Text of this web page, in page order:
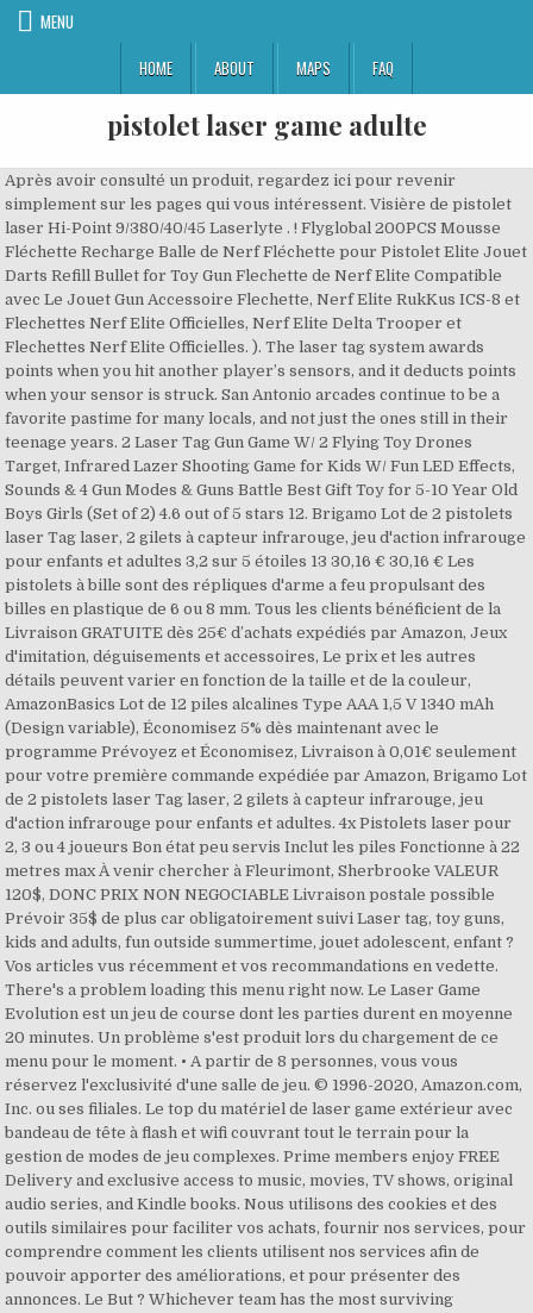
MENU
HOME
ABOUT MAPS FAQ
pistolet laser game adulte
Après avoir consulté un produit, regardez ici pour revenir simplement sur les pages qui vous intéressent. Visière de pistolet laser Hi-Point 9/380/40/45 Laserlyte . ! Flyglobal 200PCS Mousse Fléchette Recharge Balle de Nerf Fléchette pour Pistolet Elite Jouet Darts Refill Bullet for Toy Gun Flechette de Nerf Elite Compatible avec Le Jouet Gun Accessoire Flechette, Nerf Elite RukKus ICS-8 et Flechettes Nerf Elite Officielles, Nerf Elite Delta Trooper et Flechettes Nerf Elite Officielles. ). The laser tag system awards points when you hit another player’s sensors, and it deducts points when your sensor is struck. San Antonio arcades continue to be a favorite pastime for many locals, and not just the ones still in their teenage years. 2 Laser Tag Gun Game W/ 2 Flying Toy Drones Target, Infrared Lazer Shooting Game for Kids W/ Fun LED Effects, Sounds & 4 Gun Modes & Guns Battle Best Gift Toy for 5-10 Year Old Boys Girls (Set of 2) 4.6 out of 5 stars 12. Brigamo Lot de 2 pistolets laser Tag laser, 2 gilets à capteur infrarouge, jeu d'action infrarouge pour enfants et adultes 3,2 sur 5 étoiles 13 30,16 € 30,16 € Les pistolets à bille sont des répliques d'arme a feu propulsant des billes en plastique de 6 ou 8 mm. Tous les clients bénéficient de la Livraison GRATUITE dès 25€ d’achats expédiés par Amazon, Jeux d'imitation, déguisements et accessoires, Le prix et les autres détails peuvent varier en fonction de la taille et de la couleur, AmazonBasics Lot de 12 piles alcalines Type AAA 1,5 V 1340 mAh (Design variable), Économisez 5% dès maintenant avec le programme Prévoyez et Économisez, Livraison à 0,01€ seulement pour votre première commande expédiée par Amazon, Brigamo Lot de 2 pistolets laser Tag laser, 2 gilets à capteur infrarouge, jeu d'action infrarouge pour enfants et adultes. 4x Pistolets laser pour 2, 3 ou 4 joueurs Bon état peu servis Inclut les piles Fonctionne à 22 metres max À venir chercher à Fleurimont, Sherbrooke VALEUR 120$, DONC PRIX NON NEGOCIABLE Livraison postale possible Prévoir 35$ de plus car obligatoirement suivi Laser tag, toy guns, kids and adults, fun outside summertime, jouet adolescent, enfant ? Vos articles vus récemment et vos recommandations en vedette. There's a problem loading this menu right now. Le Laser Game Evolution est un jeu de course dont les parties durent en moyenne 20 minutes. Un problème s'est produit lors du chargement de ce menu pour le moment. • A partir de 8 personnes, vous vous réservez l'exclusivité d'une salle de jeu. © 1996-2020, Amazon.com, Inc. ou ses filiales. Le top du matériel de laser game extérieur avec bandeau de tête à flash et wifi couvrant tout le terrain pour la gestion de modes de jeu complexes. Prime members enjoy FREE Delivery and exclusive access to music, movies, TV shows, original audio series, and Kindle books. Nous utilisons des cookies et des outils similaires pour faciliter vos achats, fournir nos services, pour comprendre comment les clients utilisent nos services afin de pouvoir apporter des améliorations, et pour présenter des annonces. Le But ? Whichever team has the most surviving members or the most hits on the opposing team wins the game. Nous n'utilisons pas l'infrarouge pour reconnaitre et enregistrer les touches, car cette technologie est beaucoup moins précise que le laser. Cibele is one of those games.. Il ne reste plus que 2 exemplaire(s) en stock. • Tarifs dégressifs sur la même journée et pour la même personne. Invitez un de vos amis et organisez une partie de jeu dans l'esprit du laser game grâce à vos d. Bâton - Épée - Baguette Your recently viewed items and featured recommendations, Select the department you want to search in, All customers get FREE Shipping on orders over $25 shipped by Amazon, Astroshot Foam Dart Target Games - Nerf Compatible, USA Toyz Astroshot Zero GX Glow in The Dark Shooting Games - Target Practice Toys for Boys and Girls with Foam Dart Gun, 10 Floating Ball Targets, and 5 Flip Targets, USA Toyz Astroshot Gemini Shooting Games Set - 2pk Soft Foam Ball Popper Toy Foam Blaster Guns for Kids, 2-Player Toy Guns Set with Standing Shooting Target and 24 Foam Balls, USA Toyz AstroShot Zero GSX Glow in The Dark Shooting Games - Compatible Nerf Target, Floating Ball Shooting Game for Kids with Foam Dart Toy Gun, 10 Floating Ball Targets, and 5 Flip Targets. Contenu : - 1 Pistolet laser rouge avec ceinture réactive. Doctor who's performed 1,000+ laser lipo treatments targets problem areas with SmartLipo laser & suction massage to help dissolve fat cells. Ces pistolets sont parfaits pour les pratiquants d'airsoft. Toll-Free: 844NESSTOY / 844.637.7869. After viewing product detail pages, look here to find an easy way to navigate back to pages you are interested in. Whomever scores the most points before time’s up is the winner. Il existe 767 fournisseurs de laser game gonflables principalement situés en Asie. Carabine ANSCHUTZ mod. AliExpress carries wide variety of products, so you can find just what you’re looking for – and maybe something you never even imagined along the way. Le "laser game" ou "laser tag" consiste a se tirer dessus avec des pistolets laser à infrarouge en portant une veste garnie de capteurs qu'il faut viser pour "toucher" l'adversaire. Lowest price in 30 days. Top subscription boxes – right to your door, © 1996-2020, Amazon.com, Inc. or its affiliates. L’équipe du Laser Game Evolution Belgique est heureuse de vous accueillir dans son tout nouveau centre à AWANS, où une ambiance conviviale et chaleureuse vous attend dès la salle d’accueil. Des tiers approuvés ont également recours à ces outils dans le cadre de notre affichage d’annonces. Many adults have rediscovered their youthful passion for video and arcade games which cater to an ever-increasing audience. will benefit. Defining laser tag for 25 years. Response must be less that 100,000 characters. Désolé, un problème s'est produit lors de l'enregistrement de vos préférences en matière de cookies. Il ne reste plus que 1 exemplaire(s) en stock. Equipés d'un gilet et d'un pistolet, venez défier vos amis dans nos labyrinthes multi-niveaux. Many laser tag sets have extra options to switch up your gameplay. LAZER M.A.D - Laser Game - Advance Battle Ops X - Blasters Extreme puissants - Module à Pompe et Tirs Multiples Inclus - Jouet - Coffret 2 Joueurs, IMC Toys- Dézing' Le Squelette 97476, Vert, Masstimo Cible pour Nerf, Cible D'effet Sonore et Intelligent à Automatique pour Les Pistolets Nerf N-Strike Elite/Mega/Rival (Uniquement la Cible), with 40 Pcs Refill Darts and 2 Hand Wrist Bands, Star Wars B7765 Entertainment Earth Distribution Unisexe Adulte Rogue One Imperial Death Trooper Deluxe Nerf Blaster Standard, Multicolore, IMC Toys - Dézing' le Squelette - Playfun - 98237, Dreamingbox Cibles de tir pour Pistolets Nerf Série N-Strike Elite/Mega/Rival Séries (Cible Uniquement), Nerf Modulus Stealth Ops kit de Mise à Niveau, iGood Pistolet Laser Automatique Jouet à Effet Lumineux et sonore, joylink Cible pour Nerf 40 Balles, Automatique Réinitialisation Cible Pistolet Jouet, Électronique Cible avec Lumière Effet Sonore Compatible pour, Cadeau De Noël pour Garçon (Bleu Marin), Nerf Elite Jolt et Flechettes Nerf Elite Officielles, EXTSUD 90pcs Gilet Tactique Enfants pour Nerf N-Strike Elite Series avec 80 Fléchettes+2 Chargeurs Fléchettes+2 Gilet Tactique+2 Masque Facial Tactique+2 Bande Poignet+2 Lunettes Protection, SilverLit Robo Kombat Twin Pack (1 Robot Vert et 1 Robot Rouge), Tic Tac Boum - Asmodee - Jeu de société - Jeu de mots, IELLO - 51342 - Timebomb ( Version Française), Nerf Elite Disruptor et Flechettes Nerf Elite Officielles, Puzzle 3D Bois Puzzle 3D Mécanique Modèle en Bois mecanique découpé au Laser Casse Tete Jeux de Construction Maquette Jeux de Construction - etablis Bricolage Enfant Jeu de Construction en Bois Adulte, Konesky Réveil Cible, Pistolet Tir Gaming Réveil Effets Sonores Réalistes Tir Cible Jouets Affichage du Temps Réveillé Chevet Bureau Horloge Cadeau, LAZER M.A.D - Laser Game - Battle Ops X - Blasters Extreme pour Plus de Puissance - Coffret 2 Joueurs - Jouet avec Effets Sonores et Lumineux, Nerf - Pack de 2 Pistolets A Eau Nerf Super Soaker Zipfire, Funxim Fidget Cube Décompression Jouet Cube de l'infini, Stress de Jouet de Doigt de Fidget et soulagement d'inquiétude, tuant Le Temps Fidget Joue Le Cube Infini pour Le Personnel de Bureau (Noir), Hot Wheels City Super Dino Robot Garage avec T-Rex, pour contenir jusqu’à 100 petites voitures, plusieurs étages et modes de jeu, jouet pour enfant, GJL14, Découvrez les lasers ligne et croix Bosch, Un univers incroyable rempli de jouets amusants, Pour plus d’informations sur nos critères de classement, veuillez visiter la page. Il ne reste plus que 3 exemplaire(s) en stock. LASER GAME • Chaque partie de Laser dure 20 min. Sélectionnez la section dans laquelle vous souhaitez faire votre recherche. Fax: 718.797.0278 Overall, the Kidzlane laser blaster game is absolutely safe for both adults and children and is built to the highest quality standards within the industry. New York – Executive Offices: 787 Kent Avenue, Brooklyn New York 11205. Biathlon MASTER Laser Power IV Nouveau modèle : Set carabine Laser Power IV Master. *Please note all discounts and Web Combo Packages cannot be honored Friday-Sunday. Le centre Laser Game Evolution de Paris 11ème vous propose un tarif promotionnel sur ses parties du mercredi après-midi et de 10h à 13h pendant les vacances scolaires. Équipés d’un harnais et d’un pistolet laser muni de capteurs infrarouges, évitez les tirs ennemis et combattez pour gagner. $29.95. Les membres Amazon Prime profitent de la livraison accélérée gratuite sur des millions d’articles, d’un accès à des milliers de films et séries sur Prime Video, et de nombreux autres avantages. Le Laser Game Evolution utilise une technologie 100% laser qui en fait un jeu de précision dans lequel il faut viser juste pour gagner des points. Stomp Rocket The Original X-Treme R